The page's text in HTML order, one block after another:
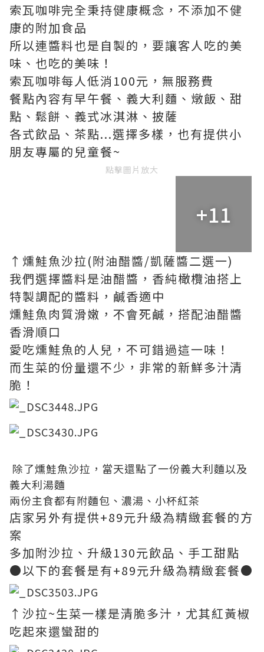
索瓦咖啡完全秉持健康概念，不添加不健
康的附加食品
所以連醬料也是自製的，要讓客人吃的美
味、也吃的美味！
索瓦咖啡每人低消100元，無服務費
餐點內容有早午餐、義大利麵、燉飯、甜
點、鬆餅、義式冰淇淋、披薩
各式飲品、茶點...選擇多樣，也有提供小
朋友專屬的兒童餐~
點擊圖片放大
+11
↑燻鮭魚沙拉(附油醋醬/凱薩醬二選一)
我們選擇醬料是油醋醬，香純橄欖油搭上
特製調配的醬料，鹹香適中
燻鮭魚肉質滑嫩，不會死鹹，搭配油醋醬
香滑順口
愛吃燻鮭魚的人兒，不可錯過這一味！
而生菜的份量還不少，非常的新鮮多汁清
脆！
除了燻鮭魚沙拉，當天還點了一份義大利麵以及
義大利湯麵
兩份主食都有附麵包、濃湯、小杯紅茶
店家另外有提供+89元升級為精緻套餐的方
案
多加附沙拉、升級130元飲品、手工甜點
●以下的套餐是有+89元升級為精緻套餐●
↑沙拉~生菜一樣是清脆多汁，尤其紅黃椒
吃起來還蠻甜的